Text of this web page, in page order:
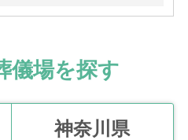
儀場を探す
神奈川県